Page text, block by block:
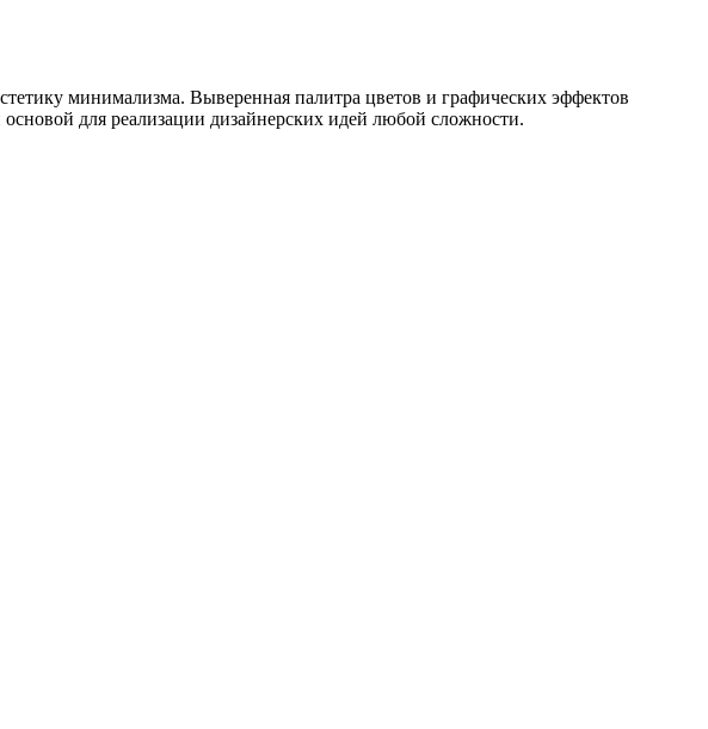
минимализма. Выверенная палитра цветов и графических эффектов
для реализации дизайнерских идей любой сложности.